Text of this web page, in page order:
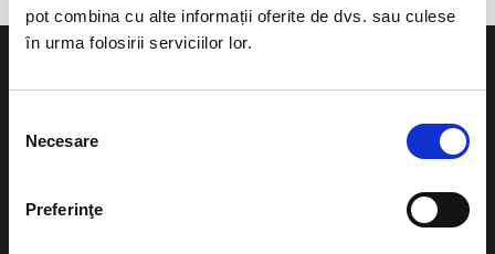
pot combina cu alte informații oferite de dvs. sau culese
în urma folosirii serviciilor lor.
consimțământului
Necesare
Preferinţe
Evenimente
Teatru